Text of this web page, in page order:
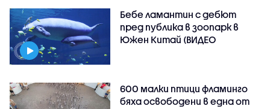
Бебе ламантин с дебют
пред публика в зоопарк в
Южен Китай (ВИДЕО
600 малки птици фламинго
бяха освободени в една от